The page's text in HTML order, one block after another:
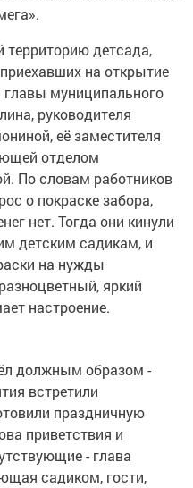
детсада,
на открытие
главы муниципального
руководителя
её заместителя
отделом
По словам работников
о покраске забора,
нет. Тогда они кинули
детским садикам, и
на нужды
яркий
настроение.
должным образом -
встретили
праздничную
приветствия и
- глава
садиком, гости,